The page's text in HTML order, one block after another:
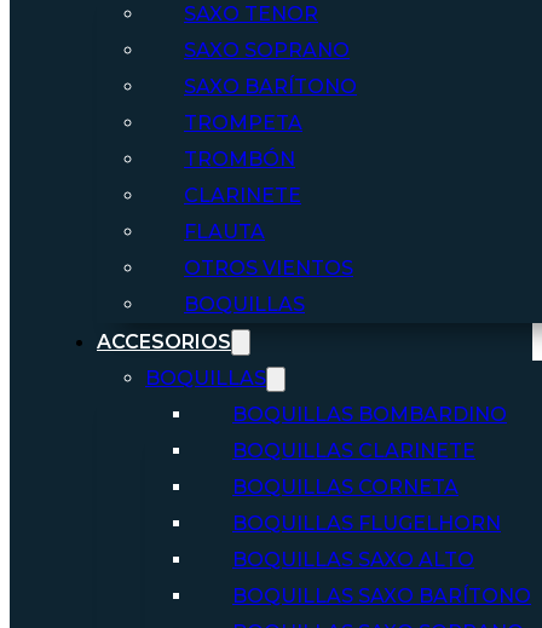
SAXO TENOR
SAXO SOPRANO
SAXO BARÍTONO
TROMPETA
TROMBÓN
CLARINETE
FLAUTA
OTROS VIENTOS
BOQUILLAS
ACCESORIOS
BOQUILLAS
BOQUILLAS BOMBARDINO
BOQUILLAS CLARINETE
BOQUILLAS CORNETA
BOQUILLAS FLUGELHORN
BOQUILLAS SAXO ALTO
BOQUILLAS SAXO BARÍTONO